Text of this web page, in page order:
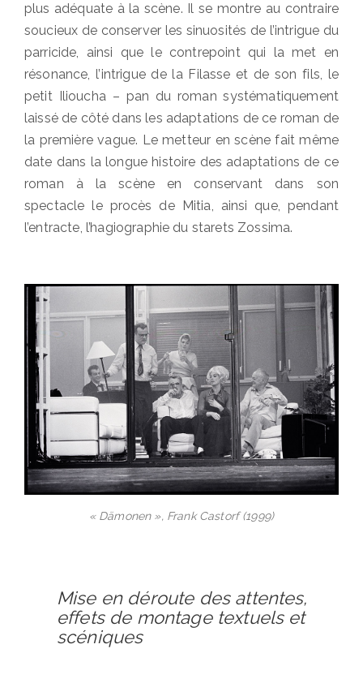
plus adéquate à la scène. Il se montre au contraire
soucieux de conserver les sinuosités de l’intrigue du
parricide, ainsi que le contrepoint qui la met en
résonance, l’intrigue de la Filasse et de son fils, le
petit Ilioucha – pan du roman systématiquement
laissé de côté dans les adaptations de ce roman de
la première vague. Le metteur en scène fait même
date dans la longue histoire des adaptations de ce
roman à la scène en conservant dans son
spectacle le procès de Mitia, ainsi que, pendant
l’entracte, l’hagiographie du starets Zossima.
« Dämonen », Frank Castorf (1999)
Mise en déroute des attentes,
effets de montage textuels et
scéniques